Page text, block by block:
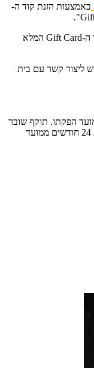
באמצעות הזנת קוד ה-
, יש למסור את קוד ה-Gift Card המלא
ליצור קשר עם בית
הפחות 60 חודשים ממועד הפקתו. תוקף שובר
לרכישת מוצר או שירות מסויים יהיה לכל הפחות 24 חודשים ממועד